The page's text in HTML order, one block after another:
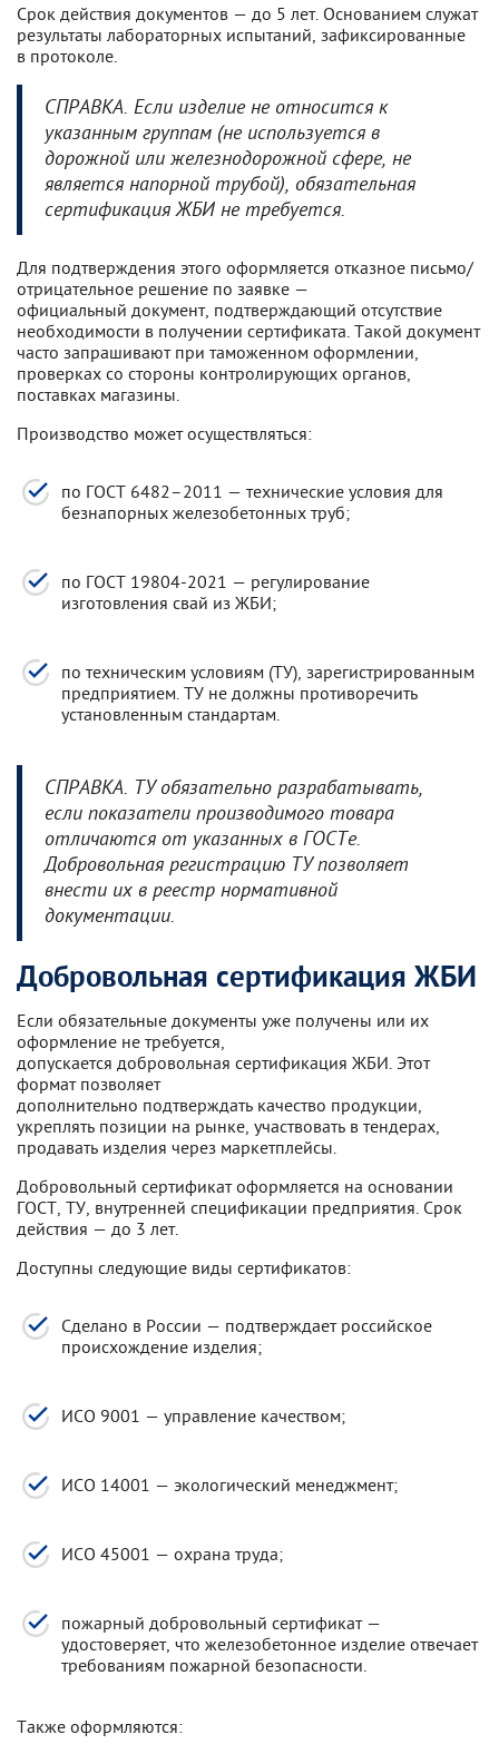
Срок действия документов — до 5 лет. Основанием служат
результаты лабораторных испытаний, зафиксированные
в протоколе.
СПРАВКА. Если изделие не относится к
указанным группам (не используется в
дорожной или железнодорожной сфере, не
является напорной трубой), обязательная
сертификация ЖБИ не требуется.
Для подтверждения этого оформляется отказное письмо/
отрицательное решение по заявке —
официальный документ, подтверждающий отсутствие
необходимости в получении сертификата. Такой документ
часто запрашивают при таможенном оформлении,
проверках со стороны контролирующих органов,
поставках магазины.
Производство может осуществляться:
по ГОСТ 6482–2011 — технические условия для
безнапорных железобетонных труб;
по ГОСТ 19804-2021 — регулирование
изготовления свай из ЖБИ;
по техническим условиям (ТУ), зарегистрированным
предприятием. ТУ не должны противоречить
установленным стандартам.
СПРАВКА. ТУ обязательно разрабатывать,
если показатели производимого товара
отличаются от указанных в ГОСТе.
Добровольная регистрацию ТУ позволяет
внести их в реестр нормативной
документации.
Добровольная сертификация ЖБИ
Если обязательные документы уже получены или их
оформление не требуется,
допускается добровольная сертификация ЖБИ. Этот
формат позволяет
дополнительно подтверждать качество продукции,
укреплять позиции на рынке, участвовать в тендерах,
продавать изделия через маркетплейсы.
Добровольный сертификат оформляется на основании
ГОСТ, ТУ, внутренней спецификации предприятия. Срок
действия — до 3 лет.
Доступны следующие виды сертификатов:
Сделано в России — подтверждает российское
происхождение изделия;
ИСО 9001 — управление качеством;
ИСО 14001 — экологический менеджмент;
ИСО 45001 — охрана труда;
пожарный добровольный сертификат —
удостоверяет, что железобетонное изделие отвечает
требованиям пожарной безопасности.
Также оформляются: